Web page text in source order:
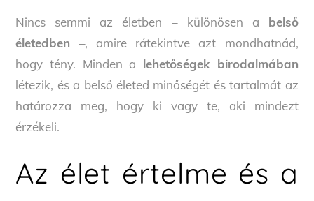
Nincs semmi az életben – különösen a belső
életedben –, amire rátekintve azt mondhatnád,
hogy tény. Minden a lehetőségek birodalmában
létezik, és a belső életed minőségét és tartalmát az
határozza meg, hogy ki vagy te, aki mindezt
érzékeli.
Az élet értelme és a